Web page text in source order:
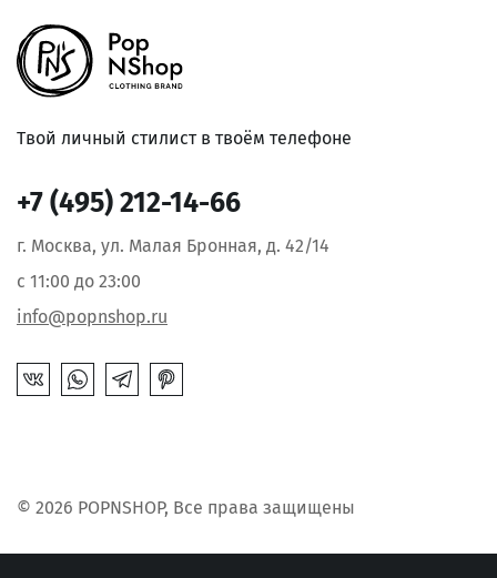
Твой личный стилист в твоём телефоне
© 2026 POPNSHOP, Все права защищены
+7 (495) 212-14-66
г. Москва, ул. Малая Бронная, д. 42/14
с 11:00 до 23:00
info@popnshop.ru